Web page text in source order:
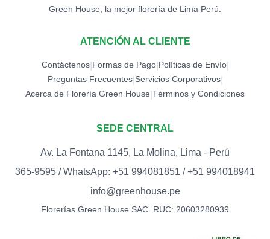
Green House, la mejor florería de Lima Perú.
ATENCIÓN AL CLIENTE
Contáctenos| Formas de Pago| Políticas de Envío|
Preguntas Frecuentes| Servicios Corporativos|
Acerca de Florería Green House Términos y Condiciones
SEDE CENTRAL
Av. La Fontana 1145, La Molina, Lima - Perú
365-9595 / WhatsApp: +51 994081851 / +51 994018941
info@greenhouse.pe
Florerías Green House SAC. RUC: 20603280939